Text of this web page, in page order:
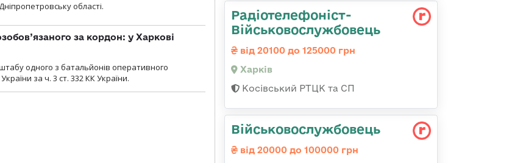
області.
за кордон: у Харкові
одного з батальйонів оперативного
за ч. 3 ст. 332 КК України.
Радіотелефоніст-
Військовослужбовець
від 20100 до 125000 грн
Харків
Косівський РТЦК та СП
Військовослужбовець
від 20000 до 100000 грн